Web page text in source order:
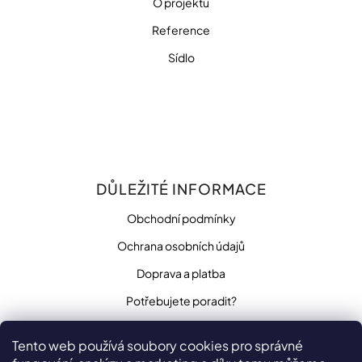
Tento web používá soubory cookies pro správné
Reference
Sídlo
DŮLEŽITÉ INFORMACE
Obchodní podmínky
Ochrana osobních údajů
Doprava a platba
Potřebujete poradit?